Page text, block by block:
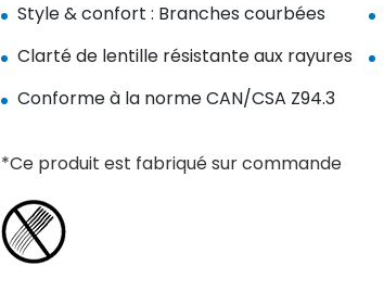
Style & confort : Branches courbées
Clarté de lentille résistante aux rayures
Conforme à la norme CAN/CSA Z94.3
*Ce produit est fabriqué sur commande